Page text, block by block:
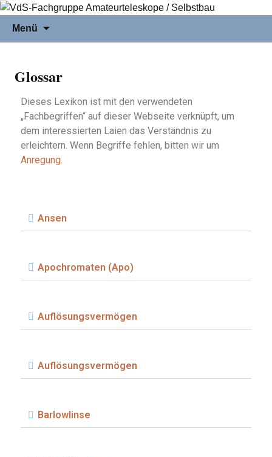
Menü
Glossar
Dieses Lexikon ist mit den verwendeten
„Fachbegriffen“ auf dieser Webseite verknüpft, um
dem interessierten Laien das Verständnis zu
erleichtern. Wenn Begriffe fehlen, bitten wir um
Anregung.
Ansen
Apochromaten (Apo)
Auflösungsvermögen
Auflösungsvermögen
Barlowlinse